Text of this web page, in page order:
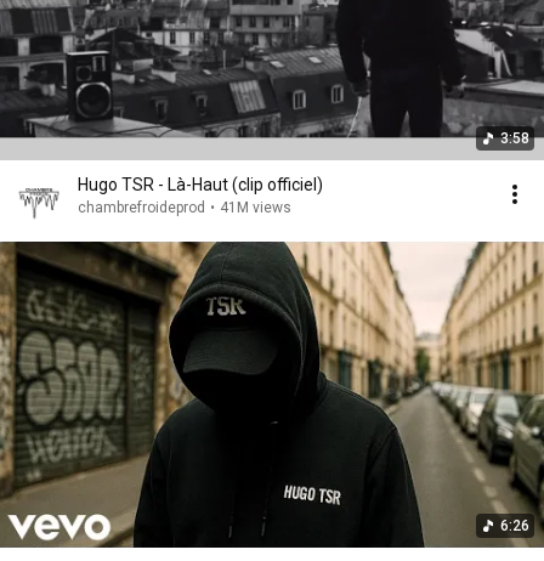
3:58
Hugo TSR - Là-Haut (clip officiel)
chambrefroideprod • 41M views
6:26